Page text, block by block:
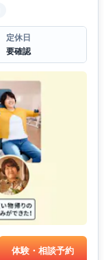
定休日
要確認
体験・相談予約